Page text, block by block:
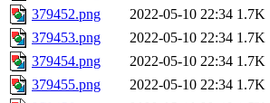
379452.png
2022-05-10 22:34 1.7K
379453.png
2022-05-10 22:34 1.7K
379454.png
2022-05-10 22:34 1.7K
379455.png
2022-05-10 22:34 1.7K